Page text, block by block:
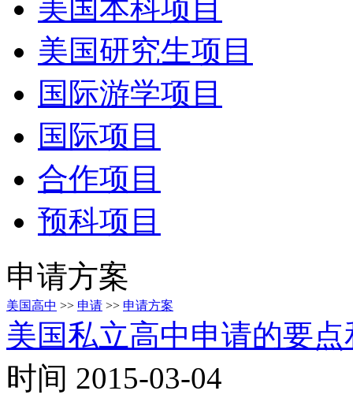
美国本科项目
美国研究生项目
国际游学项目
国际项目
合作项目
预科项目
申请方案
美国高中 >> 申请 >> 申请方案
美国私立高中申请的要点
时间 2015-03-04